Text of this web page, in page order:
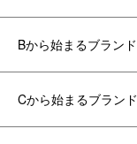
Bから始まるブランド
Cから始まるブランド